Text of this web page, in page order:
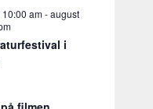
am-august
i